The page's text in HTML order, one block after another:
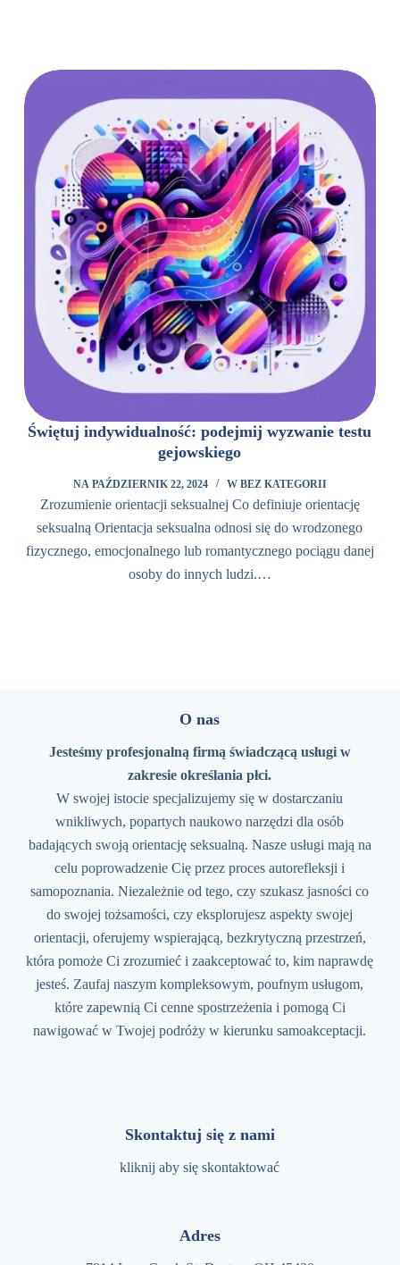
Świętuj indywidualność: podejmij wyzwanie testu
gejowskiego
NA PAŹDZIERNIK 22, 2024 W BEZ KATEGORII
Zrozumienie orientacji seksualnej Co definiuje orientację
seksualną Orientacja seksualna odnosi się do wrodzonego
fizycznego, emocjonalnego lub romantycznego pociągu danej
osoby do innych ludzi.…
O nas
Jesteśmy profesjonalną firmą świadczącą usługi w
zakresie określania płci.
W swojej istocie specjalizujemy się w dostarczaniu
wnikliwych, popartych naukowo narzędzi dla osób
badających swoją orientację seksualną. Nasze usługi mają na
celu poprowadzenie Cię przez proces autorefleksji i
samopoznania. Niezależnie od tego, czy szukasz jasności co
do swojej tożsamości, czy eksplorujesz aspekty swojej
orientacji, oferujemy wspierającą, bezkrytyczną przestrzeń,
która pomoże Ci zrozumieć i zaakceptować to, kim naprawdę
jesteś. Zaufaj naszym kompleksowym, poufnym usługom,
które zapewnią Ci cenne spostrzeżenia i pomogą Ci
nawigować w Twojej podróży w kierunku samoakceptacji.
Skontaktuj się z nami
kliknij aby się skontaktować
Adres